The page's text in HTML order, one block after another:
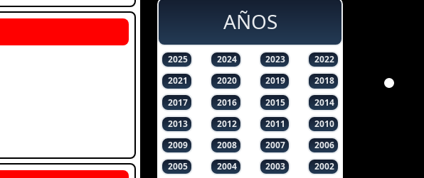
AÑOS
2025 2024 2023
2022
2021
2020 2019
2018
2017
2016 2015
2014
2013
2012 2011
2010
2009
2008 2007
2006
2005
2004 2003
2002